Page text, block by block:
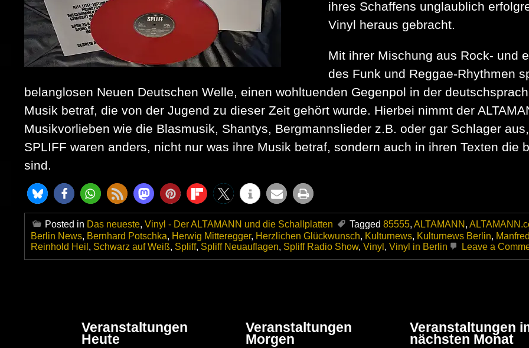
ihres Schaffens unglaublich
Vinyl heraus gebracht.
Mit ihrer Mischung aus Rock- und
des Funk und Reggae-Rhythmen
belanglosen Neuen Deutschen Welle, einen wohltuenden Gegenpol in der
Musik betraf, die von der Jugend zu dieser Zeit gehört wurde. Hierbei nimmt der
Musikvorlieben wie die Blasmusik, Shantys, Bergmannslieder z.B. oder gar Schlager
SPLIFF waren anders, nicht nur was ihre Musik betraf, sondern auch in ihren Texten die
sind.
Posted in Das neueste, Vinyl - Der ALTAMANN und die Schallplatten Tagged 85555, ALTAMANN ,
Berlin News, Bernhard Potschka, Herwig Mitteregger, Herzlichen Glückwunsch, Kulturnews, Kulturnews Berlin,
Reinhold Heil , Schwarz auf Weiß, Spliff, Spliff Neuauflagen, Spliff Radio Show, Vinyl , Vinyl in Berlin Leave a
Veranstaltungen
Heute
Veranstaltungen
Morgen
Veranstaltungen
nächsten Monat